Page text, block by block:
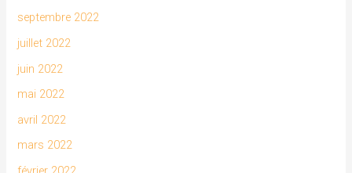
septembre 2022
juillet 2022
juin 2022
mai 2022
avril 2022
mars 2022